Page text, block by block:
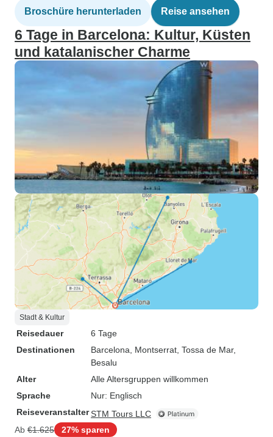
Broschüre herunterladen Reise ansehen
6 Tage in Barcelona: Kultur, Küsten
und katalanischer Charme
Stadt & Kultur
Reisedauer
6 Tage
Destinationen
Barcelona , Montserrat , Tossa de Mar,
Besalu
Alter
Alle Altersgruppen willkommen
Sprache
Nur: Englisch
ReiseveranstalterSTM Tours LLC
Ab €1.625 27% sparen